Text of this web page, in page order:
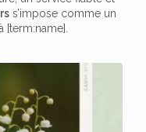
s’impose comme un